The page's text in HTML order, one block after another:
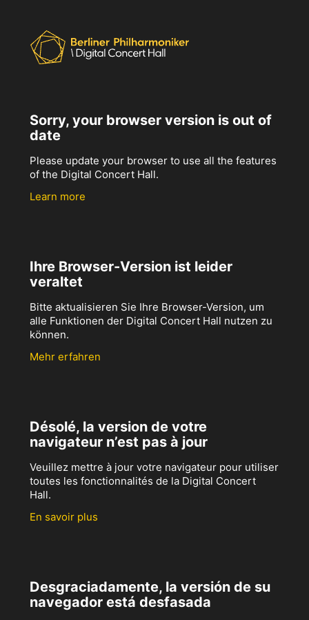
Sorry, your browser version is out of
date
Please update your browser to use all the features
of the Digital Concert Hall.
Learn more
Ihre Browser-Version ist leider
veraltet
Bitte aktualisieren Sie Ihre Browser-Version, um
alle Funktionen der Digital Concert Hall nutzen zu
können.
Mehr erfahren
Désolé, la version de votre
navigateur n’est pas à jour
Veuillez mettre à jour votre navigateur pour utiliser
toutes les fonctionnalités de la Digital Concert
Hall.
En savoir plus
Desgraciadamente, la versión de su
navegador está desfasada